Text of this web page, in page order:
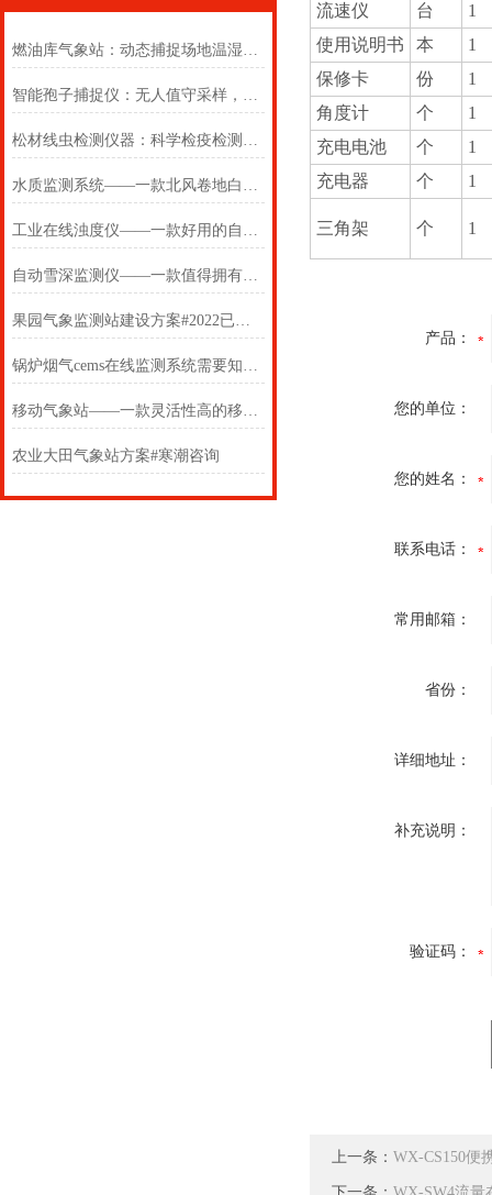
燃油库气象站：动态捕捉场地温湿风压变化，严控库区火灾爆炸各类风险
智能孢子捕捉仪：无人值守采样，精准捕捉空气病原孢子动态
松材线虫检测仪器：科学检疫检测，遏制病害蔓延
水质监测系统——一款北风卷地白草折的在线水质监测系统2024万象环境
工业在线浊度仪——一款好用的自来水低量程在线浊度仪2025(万象推送)
自动雪深监测仪——一款值得拥有的自动雪深监测系统2024(万象推送)
果园气象监测站建设方案#2022已更新
锅炉烟气cems在线监测系统需要知道的知识
移动气象站——一款灵活性高的移动式气象观测设备2024(万象推送)
农业大田气象站方案#寒潮咨询
流速仪
台
1
使用说明书
本
1
保修卡
份
1
角度计
个
1
充电电池
个
1
充电器
个 1
三角架 个 1
产品：
您的单位：
您的姓名：
联系电话：
常用邮箱：
省份：
详细地址：
补充说明：
验证码：
上一条： WX-CS150便